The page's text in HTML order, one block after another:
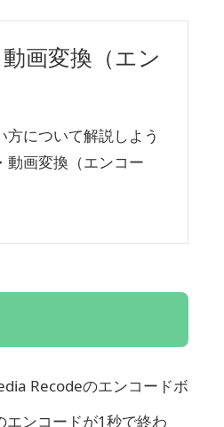
画変換（エン
について解説しよう
動画変換（エンコー
Recodeのエンコードボ
ンコードが1秒で終わ